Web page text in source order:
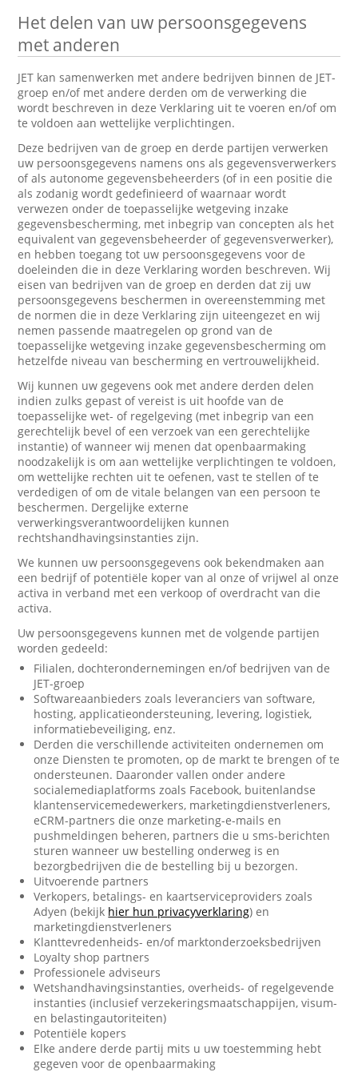
Het delen van uw persoonsgegevens
met anderen
JET kan samenwerken met andere bedrijven binnen de JET-
groep en/of met andere derden om de verwerking die
wordt beschreven in deze Verklaring uit te voeren en/of om
te voldoen aan wettelijke verplichtingen.
Deze bedrijven van de groep en derde partijen verwerken
uw persoonsgegevens namens ons als gegevensverwerkers
of als autonome gegevensbeheerders (of in een positie die
als zodanig wordt gedefinieerd of waarnaar wordt
verwezen onder de toepasselijke wetgeving inzake
gegevensbescherming, met inbegrip van concepten als het
equivalent van gegevensbeheerder of gegevensverwerker),
en hebben toegang tot uw persoonsgegevens voor de
doeleinden die in deze Verklaring worden beschreven. Wij
eisen van bedrijven van de groep en derden dat zij uw
persoonsgegevens beschermen in overeenstemming met
de normen die in deze Verklaring zijn uiteengezet en wij
nemen passende maatregelen op grond van de
toepasselijke wetgeving inzake gegevensbescherming om
hetzelfde niveau van bescherming en vertrouwelijkheid.
Wij kunnen uw gegevens ook met andere derden delen
indien zulks gepast of vereist is uit hoofde van de
toepasselijke wet- of regelgeving (met inbegrip van een
gerechtelijk bevel of een verzoek van een gerechtelijke
instantie) of wanneer wij menen dat openbaarmaking
noodzakelijk is om aan wettelijke verplichtingen te voldoen,
om wettelijke rechten uit te oefenen, vast te stellen of te
verdedigen of om de vitale belangen van een persoon te
beschermen. Dergelijke externe
verwerkingsverantwoordelijken kunnen
rechtshandhavingsinstanties zijn.
We kunnen uw persoonsgegevens ook bekendmaken aan
een bedrijf of potentiële koper van al onze of vrijwel al onze
activa in verband met een verkoop of overdracht van die
activa.
Uw persoonsgegevens kunnen met de volgende partijen
worden gedeeld:
Filialen, dochterondernemingen en/of bedrijven van de
JET-groep
Softwareaanbieders zoals leveranciers van software,
hosting, applicatieondersteuning, levering, logistiek,
informatiebeveiliging, enz.
Derden die verschillende activiteiten ondernemen om
onze Diensten te promoten, op de markt te brengen of te
ondersteunen. Daaronder vallen onder andere
socialemediaplatforms zoals Facebook, buitenlandse
klantenservicemedewerkers, marketingdienstverleners,
eCRM-partners die onze marketing-e-mails en
pushmeldingen beheren, partners die u sms-berichten
sturen wanneer uw bestelling onderweg is en
bezorgbedrijven die de bestelling bij u bezorgen.
Uitvoerende partners
Verkopers, betalings- en kaartserviceproviders zoals
Adyen (bekijk hier hun privacyverklaring) en
marketingdienstverleners
Klanttevredenheids- en/of marktonderzoeksbedrijven
Loyalty shop partners
Professionele adviseurs
Wetshandhavingsinstanties, overheids- of regelgevende
instanties (inclusief verzekeringsmaatschappijen, visum-
en belastingautoriteiten)
Potentiële kopers
Elke andere derde partij mits u uw toestemming hebt
gegeven voor de openbaarmaking